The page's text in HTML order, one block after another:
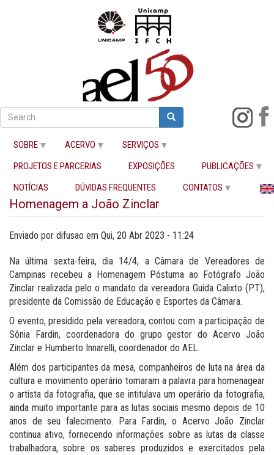
para
o
conteúdo
principal
Buscar
Search Search
SOBRE ACERVO
SERVIÇOS
PROJETOS E PARCERIAS
EXPOSIÇÕES
PUBLICAÇÕES
NOTÍCIAS
DÚVIDAS FREQUENTES CONTATOS
Início Homenagem a João Zinclar
Homenagem a João Zinclar
Enviado por difusao em Qui, 20 Abr 2023 - 11:24
Na última sexta-feira, dia 14/4, a Câmara de Vereadores de
Campinas recebeu a Homenagem Póstuma ao Fotógrafo João
Zinclar realizada pelo o mandato da vereadora Guida Calixto (PT),
presidente da Comissão de Educação e Esportes da Câmara.
O evento, presidido pela vereadora, contou com a participação de
Sônia Fardin, coordenadora do grupo gestor do Acervo João
Zinclar e Humberto Innarelli, coordenador do AEL.
Além dos participantes da mesa, companheiros de luta na área da
cultura e movimento operário tomaram a palavra para homenagear
o artista da fotografia, que se intitulava um operário da fotografia,
ainda muito importante para as lutas sociais mesmo depois de 10
anos de seu falecimento. Para Fardin, o Acervo João Zinclar
continua ativo, fornecendo informações sobre as lutas da classe
trabalhadora, sobre os saberes produzidos e exercitados pela